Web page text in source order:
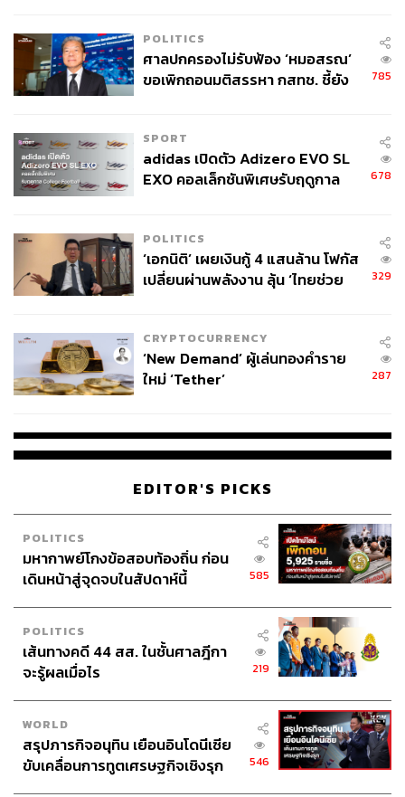
POLITICS
ศาลปกครองไม่รับฟ้อง ‘หมอสรณ’
ขอเพิกถอนมติสรรหา กสทช. ชี้ยัง
785
SPORT
adidas เปิดตัว Adizero EVO SL
EXO คอลเล็กชันพิเศษรับฤดูกาล
678
POLITICS
‘เอกนิติ’ เผยเงินกู้ 4 แสนล้าน โฟกัส
เปลี่ยนผ่านพลังงาน ลุ้น ‘ไทยช่วย
329
CRYPTOCURRENCY
‘New Demand’ ผู้เล่นทองคำราย
ใหม่ ‘Tether’
287
EDITOR'S PICKS
POLITICS
มหากาพย์โกงข้อสอบท้องถิ่น ก่อน
เดินหน้าสู่จุดจบในสัปดาห์นี้
585
POLITICS
เส้นทางคดี 44 สส. ในชั้นศาลฎีกา
จะรู้ผลเมื่อไร
219
WORLD
สรุปภารกิจอนุทิน เยือนอินโดนีเซีย
ขับเคลื่อนการทูตเศรษฐกิจเชิงรุก
546